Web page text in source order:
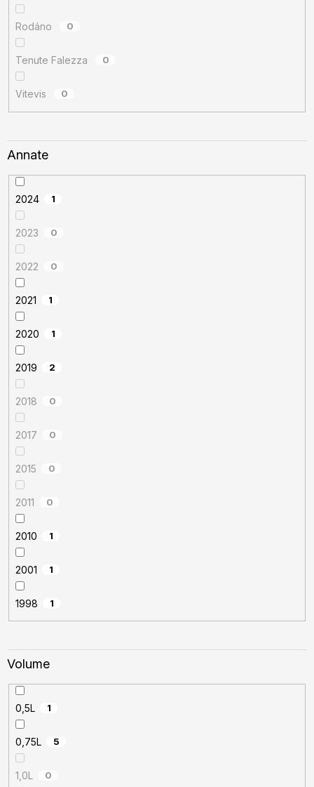
Rodáno 0
Tenute Falezza 0
Vitevis 0
Annate
2024 1
2023 0
2022 0
2021 1
2020 1
2019 2
2018 0
2017 0
2015 0
2011 0
2010 1
2001 1
1998 1
Volume
0,5L 1
0,75L 5
1,0L 0